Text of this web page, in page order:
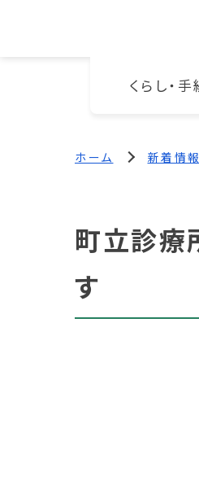
くらし・手
ホーム 新着情報
町立診療
す